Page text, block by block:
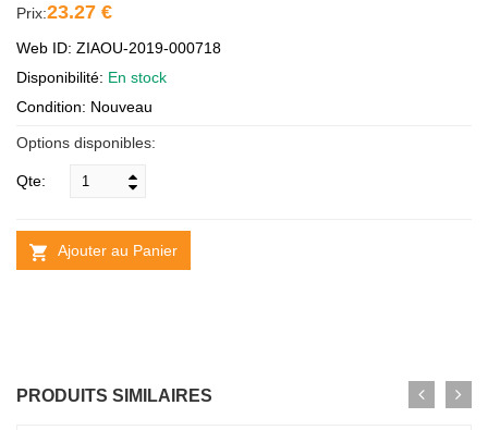
Prix:23.27 €
Web ID: ZIAOU-2019-000718
Disponibilité: En stock
Condition: Nouveau
Options disponibles:
Qte:
Ajouter au Panier
PRODUITS SIMILAIRES